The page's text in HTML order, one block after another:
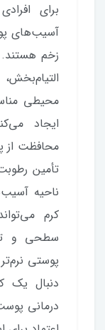
برای
آسیب‌های
زخم هستند.
محیطی
ایجاد
محافظت از
تأمین
ناحیه
کرم
سطحی و
پوستی
دنبال یک
درمانی